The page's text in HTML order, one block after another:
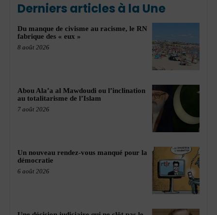
Derniers articles à la Une
Du manque de civisme au racisme, le RN
fabrique des « eux »
8 août 2026
Abou Ala’a al Mawdoudi ou l’inclination
au totalitarisme de l’Islam
7 août 2026
Un nouveau rendez-vous manqué pour la
démocratie
6 août 2026